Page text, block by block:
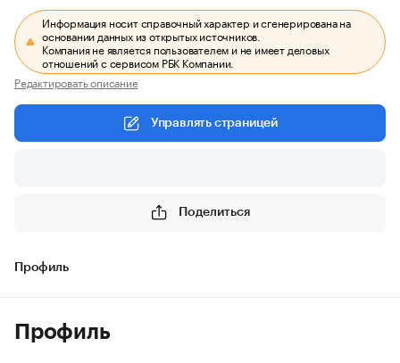
Информация носит справочный характер и сгенерирована на
основании данных из открытых источников.
Компания не является пользователем и не имеет деловых
отношений с сервисом РБК Компании.
Редактировать описание
Управлять страницей
Поделиться
Профиль
Профиль